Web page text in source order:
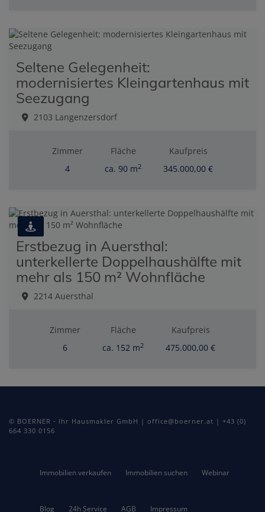
Seltene Gelegenheit:
modernisiertes Kleingartenhaus mit
Seezugang
2103 Langenzersdorf
Zimmer
4
Fläche
ca. 90 m2
Kaufpreis
345.000,00 €
Erstbezug in Auersthal:
unterkellerte Doppelhaushälfte mit
mehr als 150 m² Wohnfläche
2214 Auersthal
Zimmer
6
Fläche
ca. 152 m2
Kaufpreis
475.000,00 €
© BOERNER - Ihr Hausmakler GmbH | office@boerner.at | +43 (0)
664 330 0156
Immobilien verkaufen Immobilien suchen Webinar
Blog 24h Service AGB Impressum